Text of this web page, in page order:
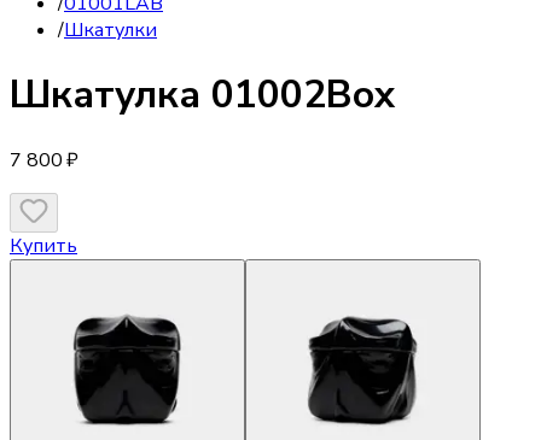
/Шкатулки
Шкатулка 01002Box
7 800 ₽
Купить